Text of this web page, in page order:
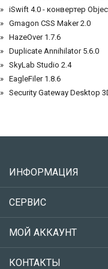
iSwift 4.0 - конвертер
Gmagon CSS Maker 2.0
HazeOver 1.7.6
Duplicate Annihilator 5.6.0
SkyLab Studio 2.4
EagleFiler 1.8.6
Security Gateway Desktop
ИНФОРМАЦИЯ
СЕРВИС
МОЙ АККАУНТ
КОНТАКТЫ